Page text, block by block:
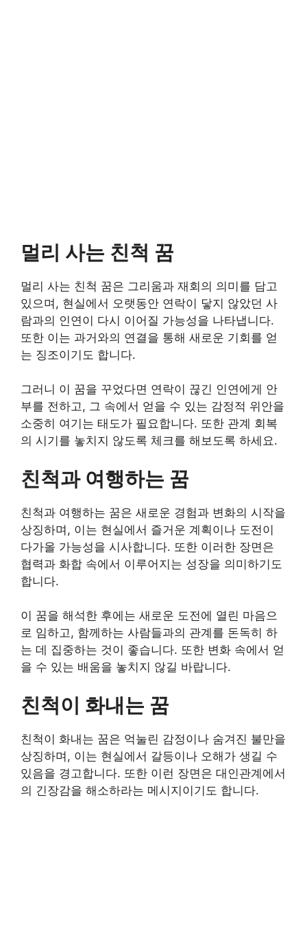
멀리 사는 친척 꿈
멀리 사는 친척 꿈은 그리움과 재회의 의미를 담고
있으며, 현실에서 오랫동안 연락이 닿지 않았던 사
람과의 인연이 다시 이어질 가능성을 나타냅니다.
또한 이는 과거와의 연결을 통해 새로운 기회를 얻
는 징조이기도 합니다.
그러니 이 꿈을 꾸었다면 연락이 끊긴 인연에게 안
부를 전하고, 그 속에서 얻을 수 있는 감정적 위안을
소중히 여기는 태도가 필요합니다. 또한 관계 회복
의 시기를 놓치지 않도록 체크를 해보도록 하세요.
친척과 여행하는 꿈
친척과 여행하는 꿈은 새로운 경험과 변화의 시작을
상징하며, 이는 현실에서 즐거운 계획이나 도전이
다가올 가능성을 시사합니다. 또한 이러한 장면은
협력과 화합 속에서 이루어지는 성장을 의미하기도
합니다.
이 꿈을 해석한 후에는 새로운 도전에 열린 마음으
로 임하고, 함께하는 사람들과의 관계를 돈독히 하
는 데 집중하는 것이 좋습니다. 또한 변화 속에서 얻
을 수 있는 배움을 놓치지 않길 바랍니다.
친척이 화내는 꿈
친척이 화내는 꿈은 억눌린 감정이나 숨겨진 불만을
상징하며, 이는 현실에서 갈등이나 오해가 생길 수
있음을 경고합니다. 또한 이런 장면은 대인관계에서
의 긴장감을 해소하라는 메시지이기도 합니다.